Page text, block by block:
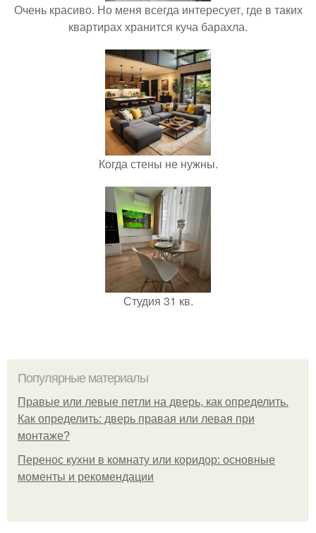
Очень красиво. Но меня всегда интересует, где в таких
квартирах хранится куча барахла.
Когда стены не нужны.
Студия 31 кв.
Популярные материалы
Правые или левые петли на дверь, как определить.
Как определить: дверь правая или левая при
монтаже?
Перенос кухни в комнату или коридор: основные
моменты и рекомендации